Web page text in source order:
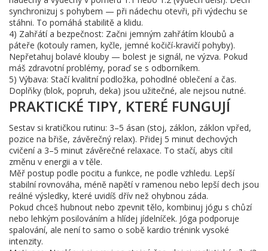
synchronizuj s pohybem — při nádechu otevři, při výdechu se
stáhni. To pomáhá stabilitě a klidu.
4) Zahřátí a bezpečnost: Začni jemným zahřátím kloubů a
páteře (kotouly ramen, kyčle, jemné kočičí-kravičí pohyby).
Nepřetahuj bolavé klouby — bolest je signál, ne výzva. Pokud
máš zdravotní problémy, poraď se s odborníkem.
5) Výbava: Stačí kvalitní podložka, pohodlné oblečení a čas.
Doplňky (blok, popruh, deka) jsou užitečné, ale nejsou nutné.
PRAKTICKÉ TIPY, KTERÉ FUNGUJÍ
Sestav si kratičkou rutinu: 3–5 ásan (stoj, záklon, záklon vpřed,
pozice na břiše, závěrečný relax). Přidej 5 minut dechových
cvičení a 3–5 minut závěrečné relaxace. To stačí, abys cítil
změnu v energii a v těle.
Měř postup podle pocitu a funkce, ne podle vzhledu. Lepší
stabilní rovnováha, méně napětí v ramenou nebo lepší dech jsou
reálné výsledky, které uvidíš dřív než ohybnou záda.
Pokud chceš hubnout nebo zpevnit tělo, kombinuj jógu s chůzí
nebo lehkým posilováním a hlídej jídelníček. Jóga podporuje
spalování, ale není to samo o sobě kardio trénink vysoké
intenzity.